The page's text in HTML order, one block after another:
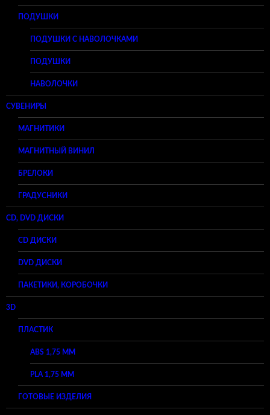
ПОДУШКИ
ПОДУШКИ С НАВОЛОЧКАМИ
ПОДУШКИ
НАВОЛОЧКИ
СУВЕНИРЫ
МАГНИТИКИ
МАГНИТНЫЙ ВИНИЛ
БРЕЛОКИ
ГРАДУСНИКИ
CD, DVD ДИСКИ
CD ДИСКИ
DVD ДИСКИ
ПАКЕТИКИ, КОРОБОЧКИ
3D
ПЛАСТИК
ABS 1,75 ММ
PLA 1,75 ММ
ГОТОВЫЕ ИЗДЕЛИЯ